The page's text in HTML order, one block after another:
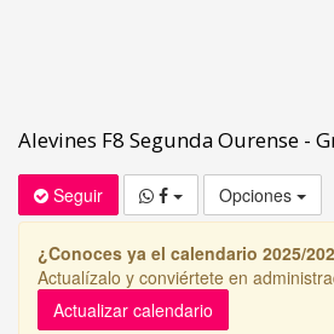
Alevines F8 Segunda Ourense -
Seguir Opciones
¿Conoces ya el calendario 2025/
Actualízalo y conviértete en
Actualizar calendario